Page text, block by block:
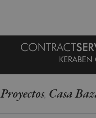
Proyectos, Casa